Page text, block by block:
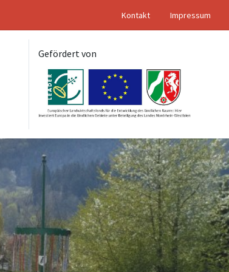
Kontakt Impressum
Gefördert von